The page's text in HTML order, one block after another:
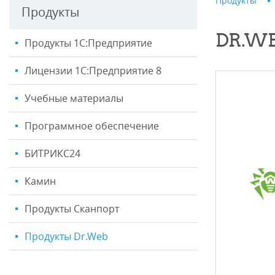
Продукты
Продукты 1С:Предприятие
Лицензии 1С:Предприятие 8
Учебные материалы
Программное обеспечение
БИТРИКС24
Камин
Продукты Сканпорт
Продукты Dr.Web